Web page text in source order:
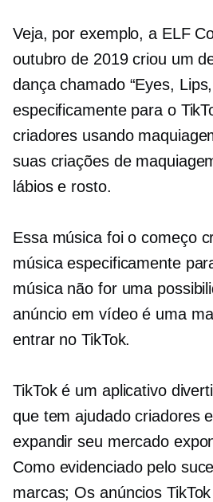
Veja, por exemplo, a ELF
outubro de 2019 criou um
dança chamado “Eyes,
especificamente para o
criadores usando
suas criações de
lábios e rosto.
Essa música foi o começo
música especificamente
música não for uma
anúncio em vídeo é uma
entrar no TikTok.
TikTok é um aplicativo
que tem ajudado criadores
expandir seu mercado
Como evidenciado pelo
marcas; Os anúncios